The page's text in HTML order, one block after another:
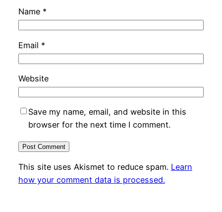
Name *
Email *
Website
Save my name, email, and website in this
browser for the next time I comment.
This site uses Akismet to reduce spam. Learn
how your comment data is processed.